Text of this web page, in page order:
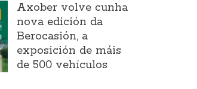
Axober volve cunha
nova edición da
Berocasión, a
exposición de máis
de 500 vehículos